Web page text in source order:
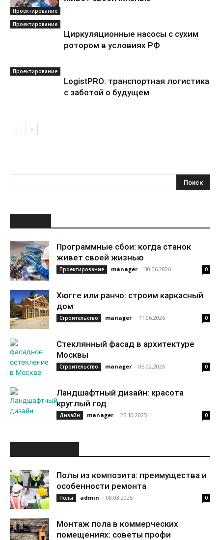
Проектирование
Проектирование
Циркуляционные насосы с сухим
ротором в условиях РФ
Проектирование
LogistPRO: транспортная логистика
с заботой о будущем
Программные сбои: когда станок
живет своей жизнью
Проектирование manager - 30.06.2026 0
Хюгге или ранчо: строим каркасный
дом
Строительство manager - 11.06.2026 0
Стеклянный фасад в архитектуре
Москвы
Строительство manager - 05.02.2026 0
Ландшафтный дизайн: красота
круглый год
Дизайн manager - 25.10.2025 0
Полы из композита: преимущества и
особенности ремонта
Полы admin - 08.03.2025 0
Монтаж пола в коммерческих
помещениях: советы профи